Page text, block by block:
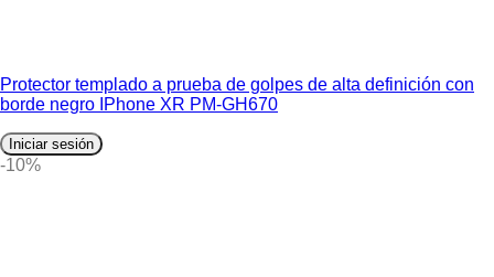
Protector templado a prueba de golpes de alta definición con
borde negro IPhone XR PM-GH670
Iniciar sesión
-10%